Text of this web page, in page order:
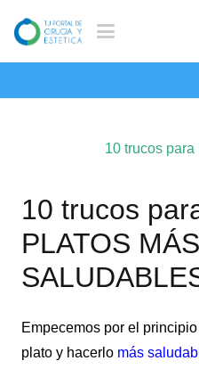
10 trucos
10 trucos
PLATOS MÁS
Empecemos por el
plato y hacerlo más